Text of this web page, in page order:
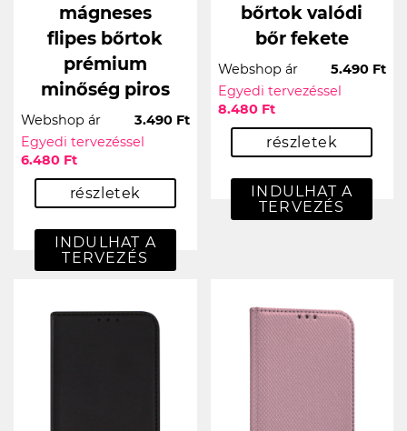
mágneses
flipes bőrtok
prémium
minőség piros
Webshop ár
3.490 Ft
Egyedi tervezéssel
6.480 Ft
részletek
INDULHAT A
TERVEZÉS
bőrtok valódi
bőr fekete
Webshop ár
5.490 Ft
Egyedi tervezéssel
8.480 Ft
részletek
INDULHAT A
TERVEZÉS